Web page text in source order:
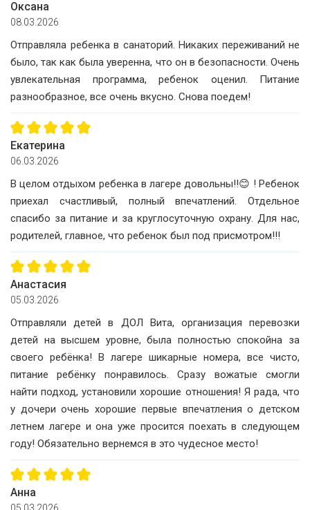
Оксана
08.03.2026
Отправляла ребенка в санаторий. Никаких переживаний не
было, так как была уверенна, что он в безопасности. Очень
увлекательная программа, ребенок оценил. Питание
разнообразное, все очень вкусно. Снова поедем!
Екатерина
06.03.2026
В целом отдыхом ребенка в лагере довольны!!😊 ! Ребенок
приехал счастливый, полный впечатлений. Отдельное
спасибо за питание и за круглосуточную охрану. Для нас,
родителей, главное, что ребенок был под присмотром!!!
Анастасия
05.03.2026
Отправляли детей в ДОЛ Вита, организация перевозки
детей на высшем уровне, была полностью спокойна за
своего ребёнка! В лагере шикарные номера, все чисто,
питание ребёнку понравилось. Сразу вожатые смогли
найти подход, установили хорошие отношения! Я рада, что
у дочери очень хорошие первые впечатления о детском
летнем лагере и она уже просится поехать в следующем
году! Обязательно вернемся в это чудесное место!
Анна
05.03.2026